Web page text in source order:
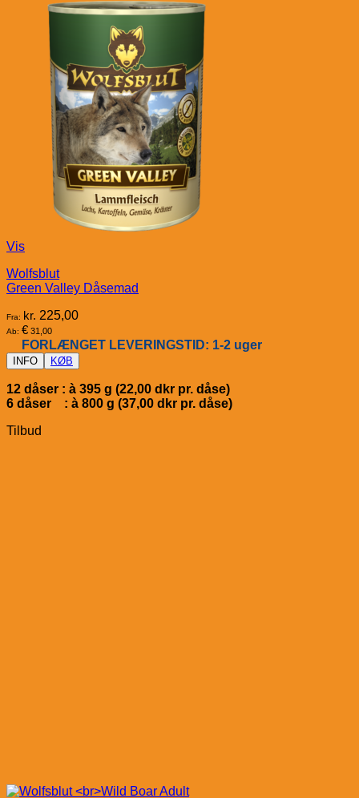
Vis
Wolfsblut
Green Valley Dåsemad
Fra: kr. 225,00
Ab: € 31,00
FORLÆNGET LEVERINGSTID: 1-2 uger
INFO KØB
12 dåser : à 395 g (22,00 dkr pr. dåse)
6 dåser : à 800 g (37,00 dkr pr. dåse)
Tilbud